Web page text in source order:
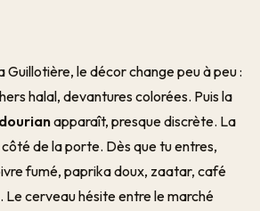
Guillotière, le décor change peu à peu :
halal, devantures colorées. Puis la
apparaît, presque discrète. La
de la porte. Dès que tu entres,
fumé, paprika doux, zaatar, café
cerveau hésite entre le marché